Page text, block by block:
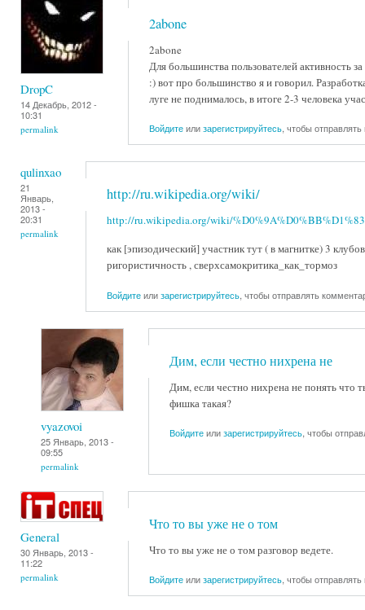
DropC
14 Декабрь, 2012 -
10:31
permalink
2abone
2abone
Для большинства пользователей активность
:) вот про большинство я и говорил.
луге не поднималось, в итоге 2-3 человека
Войдитеилизарегистрируйтесь, чтобы
qulinxao
21
Январь,
2013 -
20:31
permalink
http://ru.wikipedia.org/wiki/
http://ru.wikipedia.org/wiki/
как [эпизодический] участник тут ( в магнитке) 3
ригористичность , сверхсамокритика_как_тормоз
Войдитеилизарегистрируйтесь, чтобы отправлять
vyazovoi
25 Январь, 2013 -
09:55
permalink
Дим, если честно нихрена не
Дим, если честно нихрена не понять что
фишка такая?
Войдитеилизарегистрируйтесь, чтобы
General
30 Январь, 2013 -
11:22
permalink
Что то вы уже не о том
Что то вы уже не о том разговор ведете.
Войдитеилизарегистрируйтесь, чтобы